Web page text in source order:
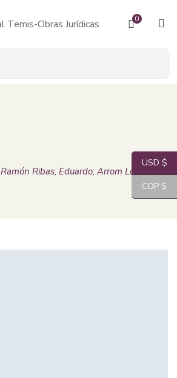
0
Ramón Ribas, Eduardo; Arrom Loscos,
USD $
COP $